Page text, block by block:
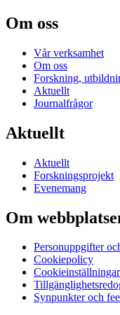
Om oss
Vår verksamhet
Om oss
Forskning,
Aktuellt
Journalfrågor
Aktuellt
Aktuellt
Forskningsprojekt
Evenemang
Om
Personuppgifter
Cookiepolicy
Cookieinställningar
Synpunkter och